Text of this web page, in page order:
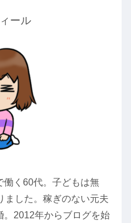
ール
働く60代。子どもは無
ました。稼ぎのない元夫
。2012年からブログを始